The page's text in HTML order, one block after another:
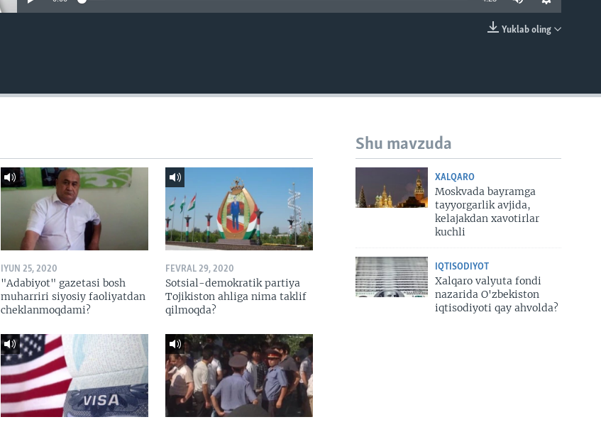
Yuklab oling
Shu mavzuda
XALQARO
Moskvada bayramga
tayyorgarlik avjida,
kelajakdan xavotirlar
kuchli
IQTISODIYOT
Xalqaro valyuta fondi
nazarida O'zbekiston
iqtisodiyoti qay ahvolda?
IYUN 25, 2020
"Adabiyot" gazetasi bosh
muharriri siyosiy faoliyatdan
cheklanmoqdami?
FEVRAL 29, 2020
Sotsial-demokratik partiya
Tojikiston ahliga nima taklif
qilmoqda?